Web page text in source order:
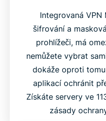
zákazníci
Časté dotazy
Přidejte si ExpressVPN
Používejte globální síť
Integrovaná
šifrování a
prohlížeči, má
nemůžete vybrat
dokáže oproti
aplikací ochránit
Získáte servery ve
zásady